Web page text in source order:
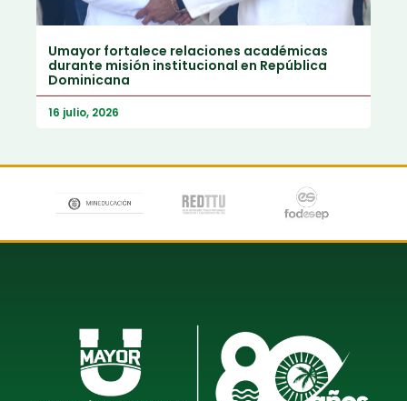
Umayor fortalece relaciones académicas
durante misión institucional en República
Dominicana
16 julio, 2026